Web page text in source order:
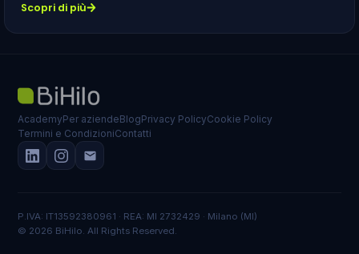
Scopri di più
AcademyPer aziendeBlogPrivacy PolicyCookie Policy
Termini e CondizioniContatti
P.IVA: IT13592380961 · REA: MI 2732429 · Milano (MI)
© 2026 BiHilo. All Rights Reserved.